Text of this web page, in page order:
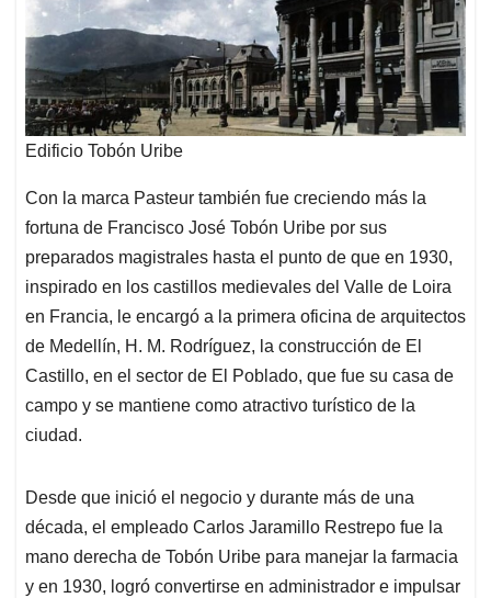
Edificio Tobón Uribe
Con la marca Pasteur también fue creciendo más la
fortuna de Francisco José Tobón Uribe por sus
preparados magistrales hasta el punto de que en 1930,
inspirado en los castillos medievales del Valle de Loira
en Francia, le encargó a la primera oficina de arquitectos
de Medellín, H. M. Rodríguez, la construcción de El
Castillo, en el sector de El Poblado, que fue su casa de
campo y se mantiene como atractivo turístico de la
ciudad.
Desde que inició el negocio y durante más de una
década, el empleado Carlos Jaramillo Restrepo fue la
mano derecha de Tobón Uribe para manejar la farmacia
y en 1930, logró convertirse en administrador e impulsar